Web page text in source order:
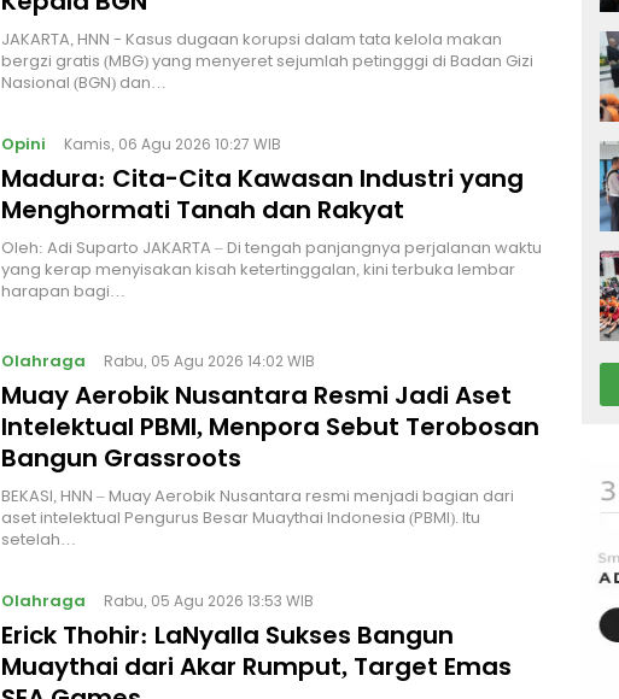
JAKARTA, HNN - Kasus dugaan korupsi dalam tata kelola makan
bergzi gratis (MBG) yang menyeret sejumlah petingggi di Badan Gizi
Nasional (BGN) dan…
Opini Kamis, 06 Agu 2026 10:27 WIB
Madura: Cita-Cita Kawasan Industri yang
Menghormati Tanah dan Rakyat
Oleh: Adi Suparto JAKARTA – Di tengah panjangnya perjalanan waktu
yang kerap menyisakan kisah ketertinggalan, kini terbuka lembar
harapan bagi…
Olahraga Rabu, 05 Agu 2026 14:02 WIB
Muay Aerobik Nusantara Resmi Jadi Aset
Intelektual PBMI, Menpora Sebut Terobosan
Bangun Grassroots
BEKASI, HNN – Muay Aerobik Nusantara resmi menjadi bagian dari
aset intelektual Pengurus Besar Muaythai Indonesia (PBMI). Itu
setelah…
Olahraga Rabu, 05 Agu 2026 13:53 WIB
Erick Thohir: LaNyalla Sukses Bangun
Muaythai dari Akar Rumput, Target Emas